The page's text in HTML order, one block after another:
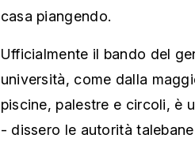
casa piangendo.
Ufficialmente il bando del
università, come dalla
piscine, palestre e circoli, è
- dissero le autorità